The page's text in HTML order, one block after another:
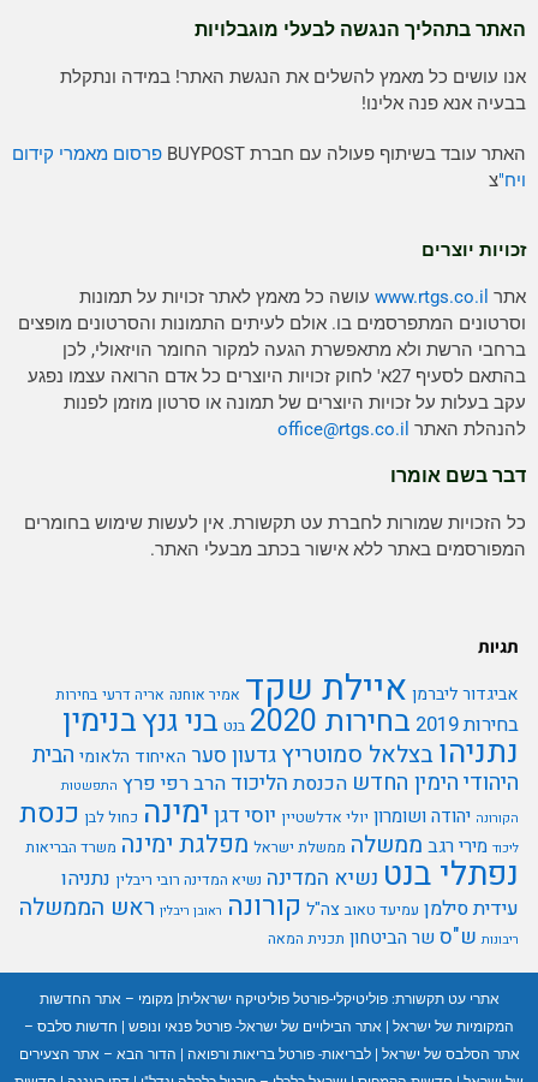
האתר בתהליך הנגשה לבעלי מוגבלויות
אנו עושים כל מאמץ להשלים את הנגשת האתר! במידה ונתקלת
בבעיה אנא פנה אלינו!
האתר עובד בשיתוף פעולה עם חברת BUYPOST
פרסום מאמרי קידום
ויח"צ
זכויות יוצרים
אתרwww.rtgs.co.ilעושה כל מאמץ לאתר זכויות על תמונות
וסרטונים המתפרסמים בו. אולם לעיתים התמונות והסרטונים מופצים
ברחבי הרשת ולא מתאפשרת הגעה למקור החומר הויזאולי, לכן
בהתאם לסעיף 27א' לחוק זכויות היוצרים כל אדם הרואה עצמו נפגע
עקב בעלות על זכויות היוצרים של תמונה או סרטון מוזמן לפנות
להנהלת האתר
office@rtgs.co.il
דבר בשם אומרו
כל הזכויות שמורות לחברת עט תקשורת. אין לעשות שימוש בחומרים
המפורסמים באתר ללא אישור בכתב מבעלי האתר.
תגיות
אביגדור ליברמןאיילת שקד אמיר אוחנה אריה דרעי בחירות
בחירות 2019 בחירות 2020 בנט בני גנץבנימין
נתניהו בצלאל סמוטריץגדעון סערהאיחוד הלאומיהבית
היהודיהימין החדש הכנסתהליכודהרב רפי פרץ התפשטות
הקורונה יהודה ושומרון יולי אדלשטיין יוסי דגןימינה כחול לבן כנסת
ליכוד מירי רגבממשלה ממשלת ישראל מפלגת ימינה משרד הבריאות
נפתלי בנט נשיא המדינה נשיא המדינה רובי ריבלין נתניהו
עידית סילמן עמיעד טאוב צה"לקורונה ראובן ריבלין ראש הממשלה
ריבונות ש"סשר הביטחון תכנית המאה
אתרי עט תקשורת:פוליטיקלי-פורטל פוליטיקה ישראלית| מקומי – אתר החדשות
המקומיות של ישראל| אתר הבילויים של ישראל- פורטל פנאי ונופש|
חדשות סלבס –
אתר הסלבס של ישראל| לבריאות- פורטל בריאות ורפואה|
הדור הבא – אתר הצעירים